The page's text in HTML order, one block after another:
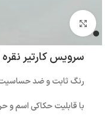
بزرگنمایی تصویر
سرویس کارتیر
رنگ ثابت و ضد
با قابلیت حکاکی اسم و